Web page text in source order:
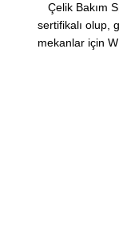
Çelik Bakım
sertifikalı olup,
mekanlar için